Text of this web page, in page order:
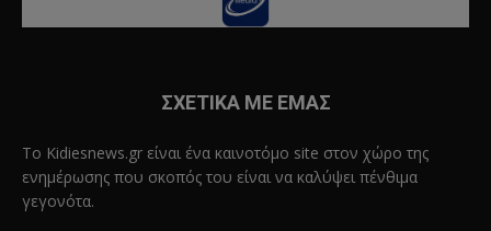
ΣΧΕΤΙΚΑ ΜΕ ΕΜΑΣ
Το Kidiesnews.gr είναι ένα καινοτόμο site στον χώρο της
ενημέρωσης που σκοπός του είναι να καλύψει πένθιμα
γεγονότα.